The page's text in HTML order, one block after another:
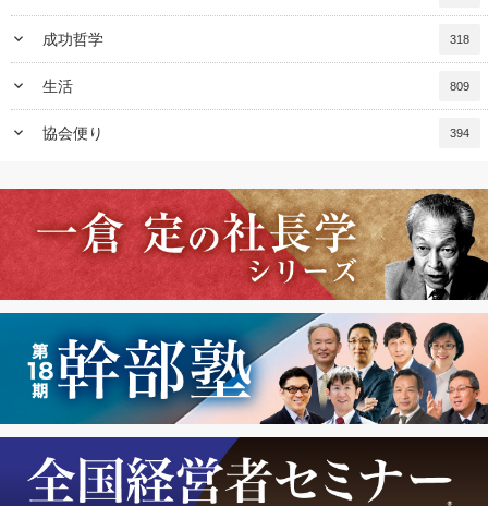
keyboard_arrow_down 成功哲学 318
keyboard_arrow_down 生活 809
keyboard_arrow_down 協会便り 394